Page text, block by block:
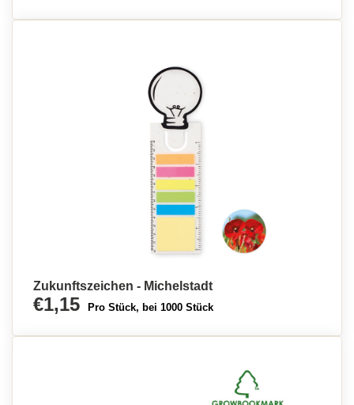
Zukunftszeichen - Michelstadt
€1,15 Pro Stück, bei 1000 Stück